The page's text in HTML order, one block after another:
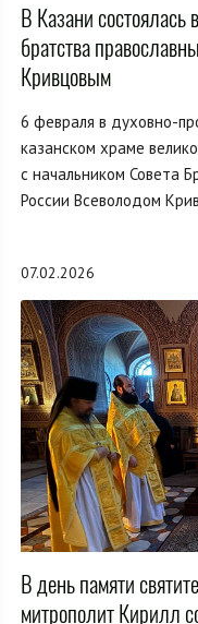
В Казани состоялась
братства
Кривцовым
6 февраля в духовно-
казанском храме
с начальником Совета
России Всеволодом
07.02.2026
В день памяти
митрополит Кирилл